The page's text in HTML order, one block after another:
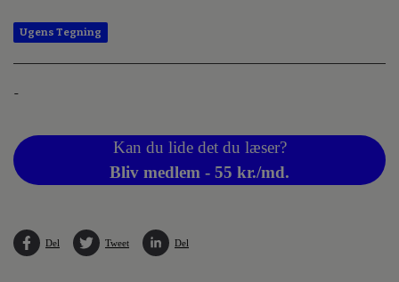
Ugens Tegning
-
Kan du lide det du læser?
Bliv medlem - 55 kr./md.
Del Tweet Del